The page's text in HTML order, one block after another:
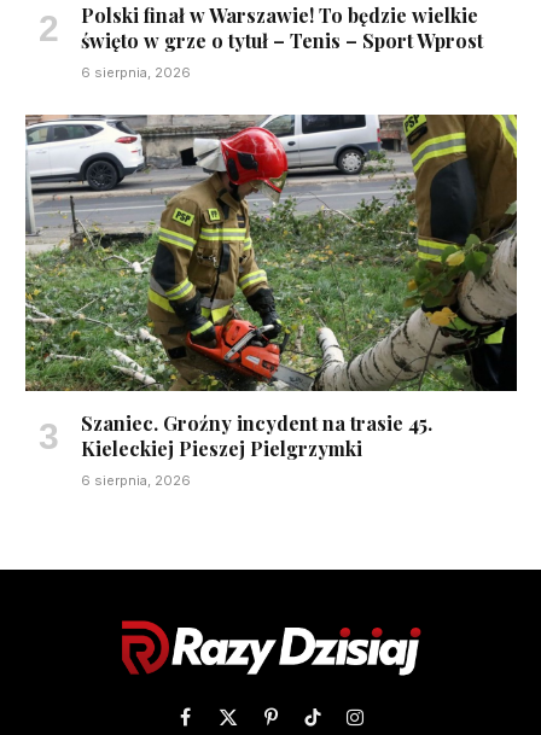
Polski finał w Warszawie! To będzie wielkie
święto w grze o tytuł – Tenis – Sport Wprost
6 sierpnia, 2026
Szaniec. Groźny incydent na trasie 45.
Kieleckiej Pieszej Pielgrzymki
6 sierpnia, 2026
Facebook
X PinterestTikTokInstagram